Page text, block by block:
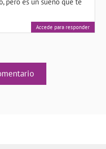
pero es un sueño que te
Accede para responder